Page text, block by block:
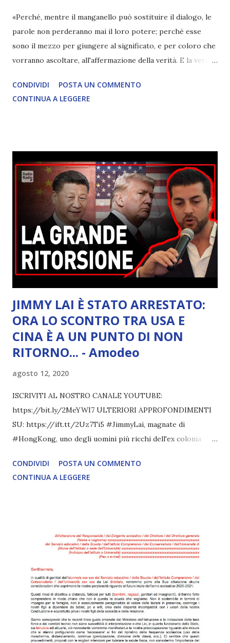
«Perché, mentre il manganello può sostituire il dialogo, le
parole non perderanno mai il loro potere; perché esse
sono il mezzo per giungere al significato, e per coloro che
vorranno ascoltare, all'affermazione della verità. E la verità
( V durante il discorso televisivo ) I fatti del film si svolgono
nel 2020
CONDIVIDI
POSTA UN COMMENTO
CONTINUA A LEGGERE
JIMMY LAI È STATO ARRESTATO:
ORA LO SCONTRO TRA USA E
CINA È A UN PUNTO DI NON
RITORNO... - Amodeo
agosto 12, 2020
ISCRIVITI AL NOSTRO CANALE YOUTUBE:
https://bit.ly/2MeYWI7 ULTERIORI APPROFONDIMENTI
SU: https://ift.tt/2Uz7Ti5 #JimmyLai, magnate di
#HongKong, uno degli uomini più ricchi dell'ex colonia
e mediatico, è stato arrestato. E' proprietar segnalazione
di oltre12 LEGGI L'ARTICOLO COMPLETO
CONDIVIDI
POSTA UN COMMENTO
CONTINUA A LEGGERE